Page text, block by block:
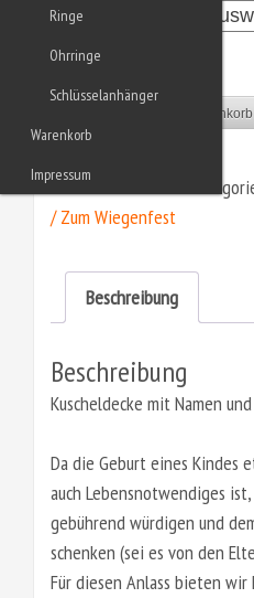
Ringe
Ohrringe
Schlüsselanhänger
Warenkorb
Impressum
Motivwahl
Kuscheldecke
Menge
In den Warenkorb
Artikelnummer:
/ Zum Wiegenfest
Beschreibung
Beschreibung
Kuscheldecke mit Namen
Da die Geburt eines Kindes
auch Lebensnotwendiges
gebührend würdigen und
schenken (sei es von den
Für diesen Anlass bieten wir